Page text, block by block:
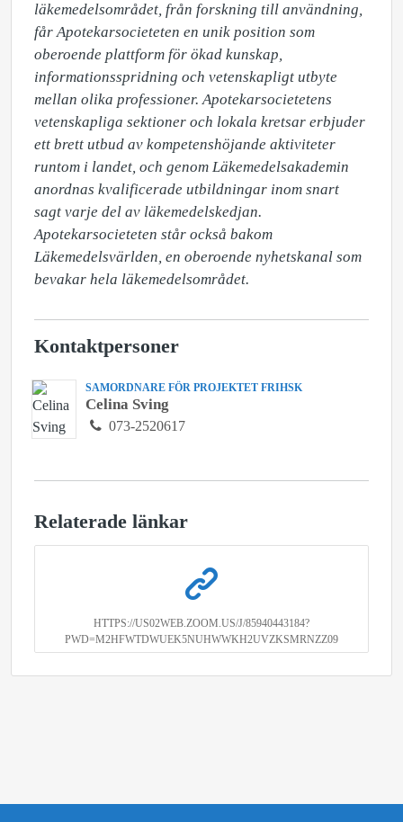
läkemedelsområdet, från forskning till användning,
får Apotekarsocieteten en unik position som
oberoende plattform för ökad kunskap,
informationsspridning och vetenskapligt utbyte
mellan olika professioner. Apotekarsocietetens
vetenskapliga sektioner och lokala kretsar erbjuder
ett brett utbud av kompetenshöjande aktiviteter
runtom i landet, och genom Läkemedelsakademin
anordnas kvalificerade utbildningar inom snart
sagt varje del av läkemedelskedjan.
Apotekarsocieteten står också bakom
Läkemedelsvärlden, en oberoende nyhetskanal som
bevakar hela läkemedelsområdet.
Kontaktpersoner
SAMORDNARE FÖR PROJEKTET FRIHSK
Celina Sving
073-2520617
Relaterade länkar
HTTPS://US02WEB.ZOOM.US/J/85940443184?
PWD=M2HFWTDWUEK5NUHWWKH2UVZKSMRNZZ09